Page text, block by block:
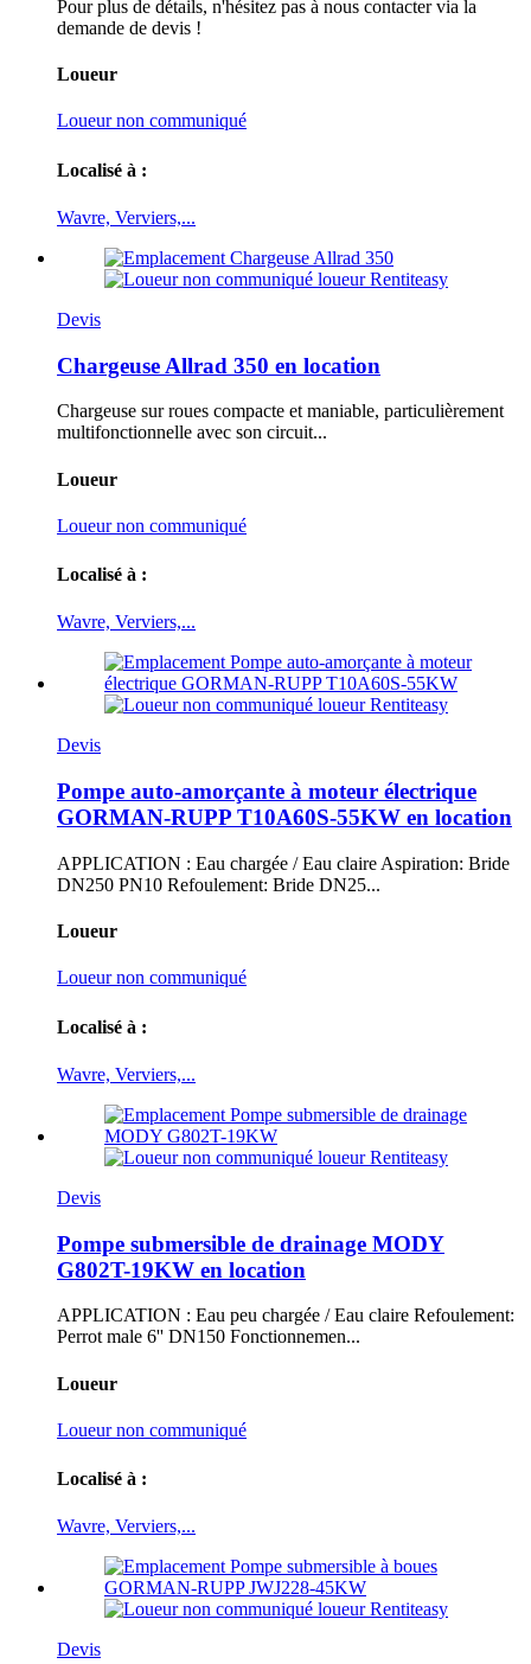
Pour plus de détails, n'hésitez pas à nous contacter via la
demande de devis !
Loueur
Loueur non communiqué
Localisé à :
Wavre, Verviers,...
Devis
Chargeuse Allrad 350 en location
Chargeuse sur roues compacte et maniable, particulièrement
multifonctionnelle avec son circuit...
Loueur
Loueur non communiqué
Localisé à :
Wavre, Verviers,...
Devis
Pompe auto-amorçante à moteur électrique
GORMAN-RUPP T10A60S-55KW en location
APPLICATION : Eau chargée / Eau claire Aspiration: Bride
DN250 PN10 Refoulement: Bride DN25...
Loueur
Loueur non communiqué
Localisé à :
Wavre, Verviers,...
Devis
Pompe submersible de drainage MODY
G802T-19KW en location
APPLICATION : Eau peu chargée / Eau claire Refoulement:
Perrot male 6'' DN150 Fonctionnemen...
Loueur
Loueur non communiqué
Localisé à :
Wavre, Verviers,...
Devis